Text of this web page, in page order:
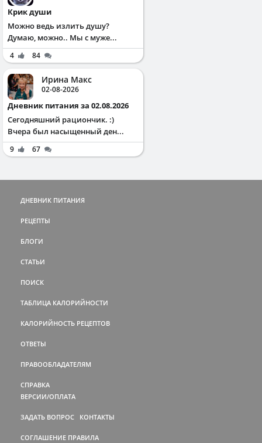
Крик души
Можно ведь излить душу?
Думаю, можно.. Мы с муже...
4 84
Ирина Макс
02-08-2026
Дневник питания за 02.08.2026
Сегодняшний рациончик. :)
Вчера был насыщенный ден...
9 67
ДНЕВНИК ПИТАНИЯ
РЕЦЕПТЫ
БЛОГИ
СТАТЬИ
ПОИСК
ТАБЛИЦА КАЛОРИЙНОСТИ
КАЛОРИЙНОСТЬ РЕЦЕПТОВ
ОТВЕТЫ
ПРАВООБЛАДАТЕЛЯМ
СПРАВКА
ВЕРСИИ/ОПЛАТА
ЗАДАТЬ ВОПРОС КОНТАКТЫ
СОГЛАШЕНИЕ ПРАВИЛА